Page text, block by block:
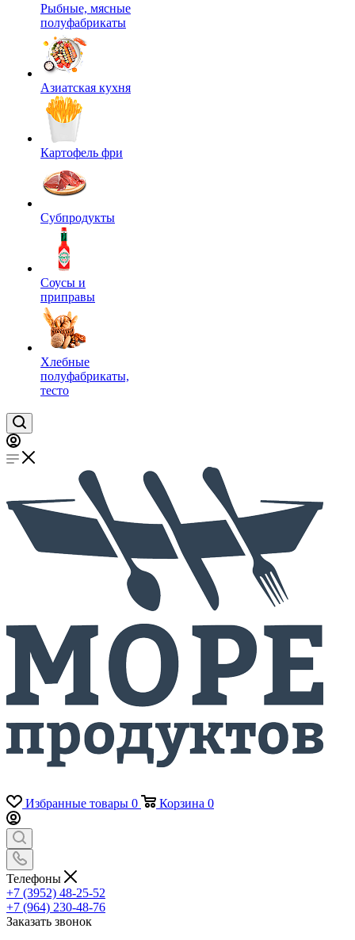
Рыбные, мясные
полуфабрикаты
Азиатская кухня
Картофель фри
Субпродукты
Соусы и
приправы
Хлебные
полуфабрикаты,
тесто
Избранные товары 0 Корзина 0
Телефоны
+7 (3952) 48-25-52
+7 (964) 230-48-76
Заказать звонок